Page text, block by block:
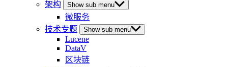
架构
Show sub menu
微服务
技术专题
Show sub menu
Lucene
DataV
区块链